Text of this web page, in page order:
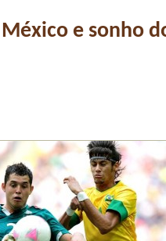
e sonho